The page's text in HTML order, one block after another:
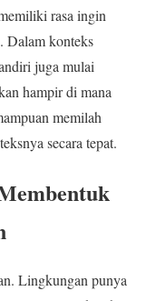
rasa ingin
Dalam konteks
juga mulai
hampir di mana
memilah
secara tepat.
Lingkungan punya